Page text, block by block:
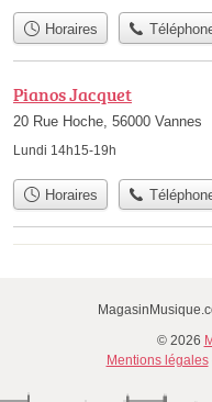
Horaires
Pianos Jacquet
20 Rue Hoche, 56000 Vannes
Lundi 14h15-19h
Horaires
© 2026
Mentions légales